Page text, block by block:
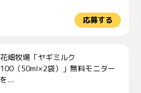
応募する
花畑牧場「ヤギミルク
100（50ml×2袋）」無料モニター
を...